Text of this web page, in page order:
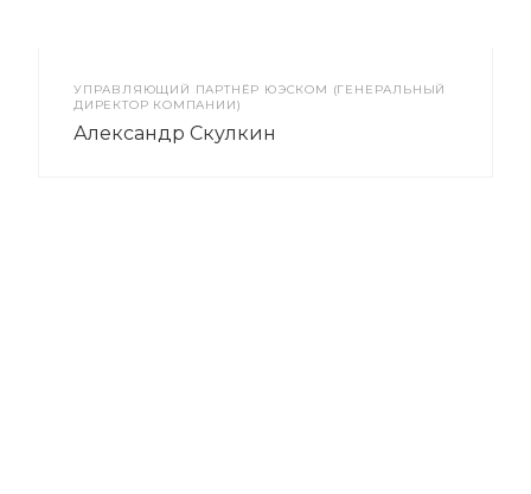
УПРАВЛЯЮЩИЙ ПАРТНЁР ЮЭСКОМ (ГЕНЕРАЛЬНЫЙ
ДИРЕКТОР КОМПАНИИ)
Александр Скулкин